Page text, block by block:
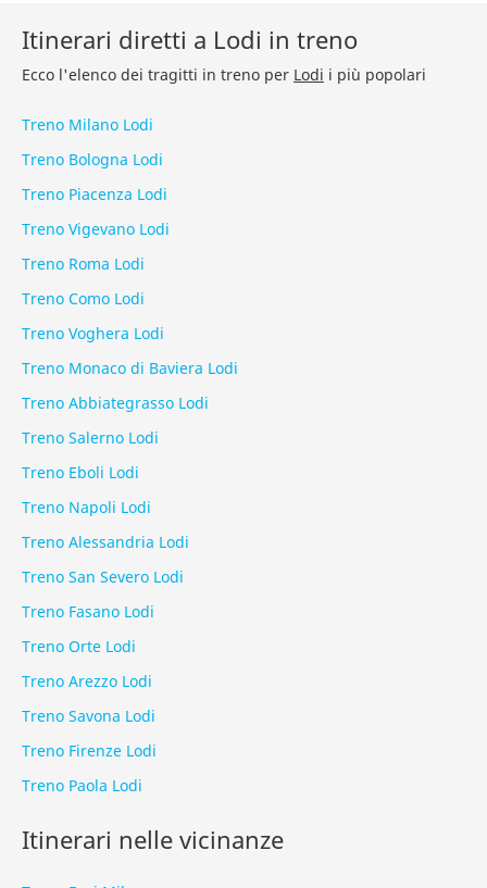
Itinerari diretti a Lodi in treno
Ecco l'elenco dei tragitti in treno per Lodi i più popolari
Treno Milano Lodi
Treno Bologna Lodi
Treno Piacenza Lodi
Treno Vigevano Lodi
Treno Roma Lodi
Treno Como Lodi
Treno Voghera Lodi
Treno Monaco di Baviera Lodi
Treno Abbiategrasso Lodi
Treno Salerno Lodi
Treno Eboli Lodi
Treno Napoli Lodi
Treno Alessandria Lodi
Treno San Severo Lodi
Treno Fasano Lodi
Treno Orte Lodi
Treno Arezzo Lodi
Treno Savona Lodi
Treno Firenze Lodi
Treno Paola Lodi
Itinerari nelle vicinanze